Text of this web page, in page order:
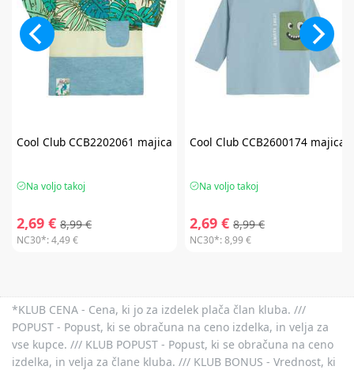
Cool ClubCCB2202061 majica
Na voljo takoj
2,69 € 8,99 €
NC30*:4,49 €
Cool ClubCCB2600174 majica
Na voljo takoj
2,69 € 8,99 €
NC30*:8,99 €
*KLUB CENA - Cena, ki jo za izdelek plača član kluba. ///
POPUST - Popust, ki se obračuna na ceno izdelka, in velja za
vse kupce. /// KLUB POPUST - Popust, ki se obračuna na ceno
izdelka, in velja za člane kluba. /// KLUB BONUS - Vrednost, ki